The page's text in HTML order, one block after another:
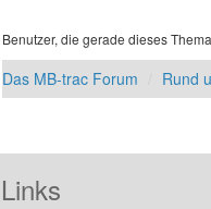
Benutzer, die gerade dieses
Das MB-trac Forum Rund
Links